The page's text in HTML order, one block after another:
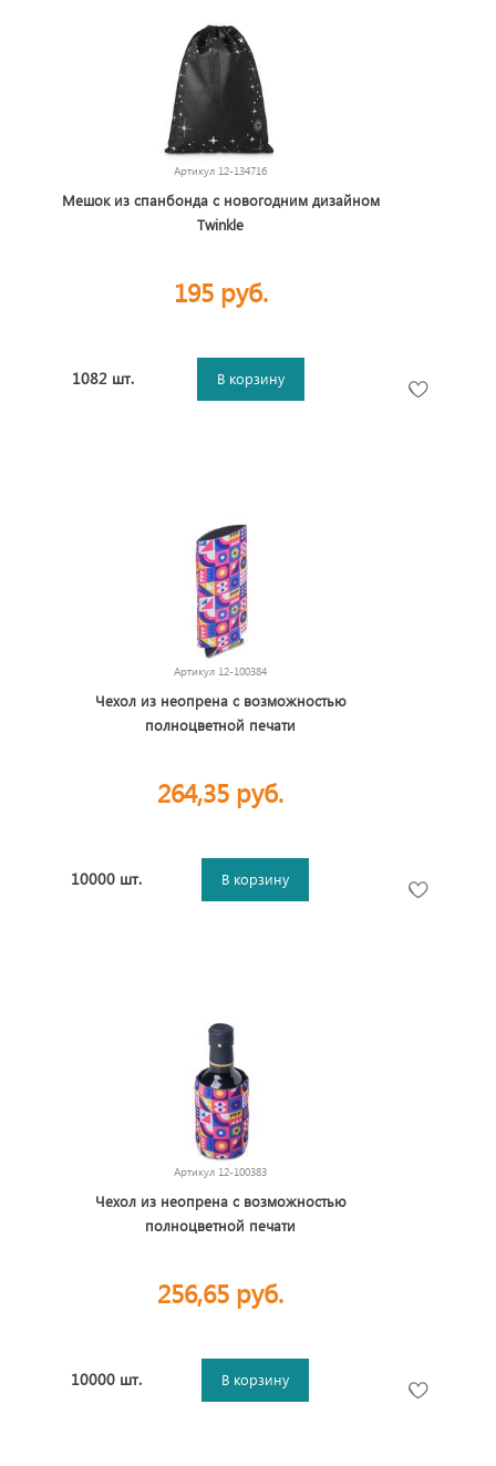
Артикул 12-134716
Мешок из спанбонда с новогодним дизайном
Twinkle
195 руб.
1082 шт. В корзину
Артикул 12-100384
Чехол из неопрена с возможностью
полноцветной печати
264,35 руб.
10000 шт. В корзину
Артикул 12-100383
Чехол из неопрена с возможностью
полноцветной печати
256,65 руб.
10000 шт. В корзину